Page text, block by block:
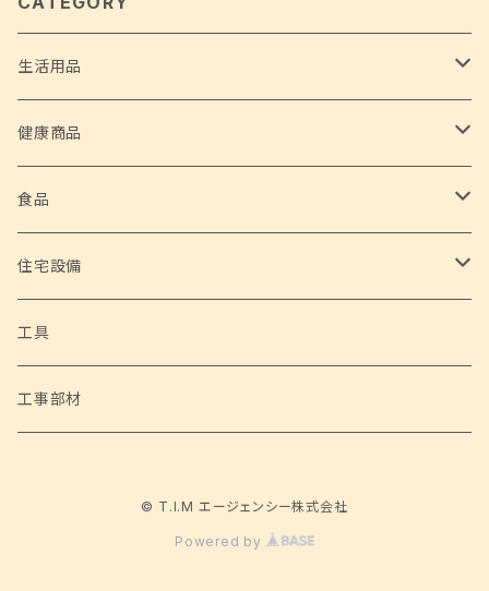
生活用品
ホーム家電
サイクロンスティッククリーナー 2 in 1
ハローキティたこ焼き&ホットプレート
ホームグッズ
フードデハイドレーター
シェルチェア 4脚セット
アウトドアグッズ
家庭用ブロアバキューム 神風健太郎くん
家庭用電動草刈機 草刈健太郎くん Ⅱ
バーベキューコンロ 3 in 1
ホビー
サイクルハウス Lサイズ
健康商品
安全な水
高性能浄水器
食品
野菜
自然薯
住宅設備
トイレ設備
アラウーノS160 床排水 標準タイプ （パナソニック）
工具
工事部材
© T.I.M エージェンシー株式会社
Powered by